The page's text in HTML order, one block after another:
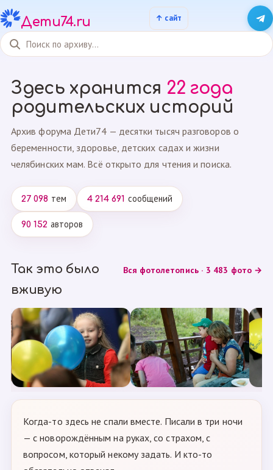
Дети74.ru
Здесь хранится 22 года
родительских историй
Архив форума Дети74 — десятки тысяч разговоров о
беременности, здоровье, детских садах и жизни
челябинских мам. Всё открыто для чтения и поиска.
27 098 тем 4 214 691 сообщений
90 152 авторов
Так это было
вживую
Вся фотолетопись · 3 483 фото →
Когда-то здесь не спали вместе. Писали в три ночи
— с новорождённым на руках, со страхом, с
вопросом, который некому задать. И кто-то